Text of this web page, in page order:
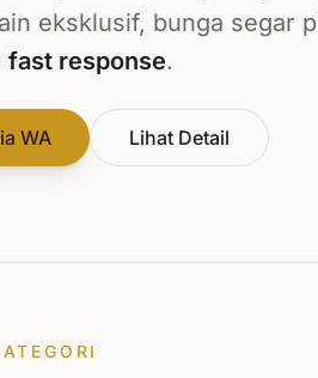
eksklusif, bunga segar
fast response.
WA Lihat Detail